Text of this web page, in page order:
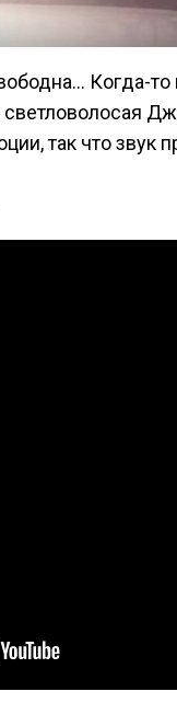
Когда-
так что звук